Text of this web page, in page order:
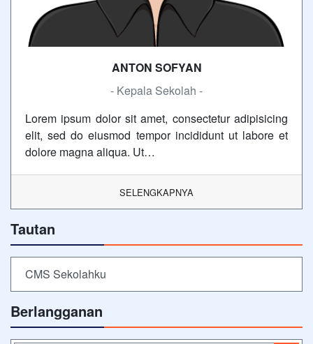
ANTON SOFYAN
- Kepala Sekolah -
Lorem ipsum dolor sit amet, consectetur adipisicing
elit, sed do eiusmod tempor incididunt ut labore et
dolore magna aliqua. Ut…
SELENGKAPNYA
Tautan
CMS Sekolahku
Berlangganan